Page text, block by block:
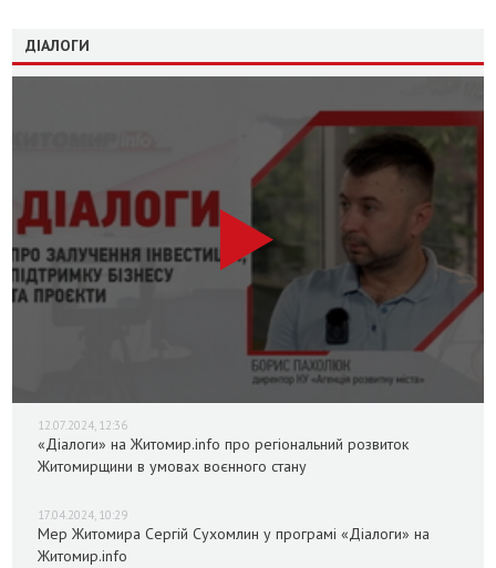
ДІАЛОГИ
12.07.2024, 12:36
«Діалоги» на Житомир.info про регіональний розвиток
Житомирщини в умовах воєнного стану
17.04.2024, 10:29
Мер Житомира Сергій Сухомлин у програмі «Діалоги» на
Житомир.info